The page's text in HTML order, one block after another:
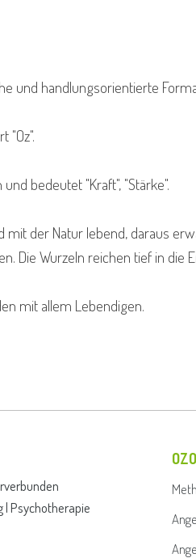
und handlungsorientierte
"Oz".
bedeutet "Kraft", "Stärke".
mit der Natur lebend, daraus
Die Wurzeln reichen tief in
mit allem Lebendigen.
l Psychotherapie